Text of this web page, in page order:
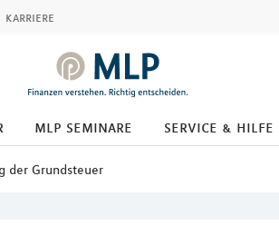
karriere
mlp seminare service & hilfe
der Grundsteuer